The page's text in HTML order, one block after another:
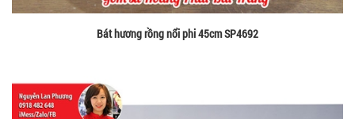
Bát hương rồng nổi phi 45cm SP4692